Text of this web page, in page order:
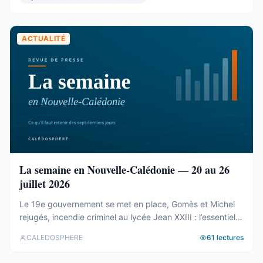
ACTUALITÉ
La semaine en Nouvelle-Calédonie — 20 au 26
juillet 2026
Le 19e gouvernement se met en place, Gomès et Michel
rejugés, incendie criminel au lycée Jean XXIII : l’essentiel
CALEDOSPHERE 61 lectures